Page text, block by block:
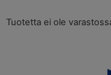
Tuotetta ei ole